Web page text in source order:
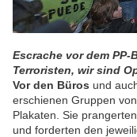
Escrache vor dem
Terroristen, wir sind
Vor den Büros und
erschienen Gruppen
Plakaten. Sie
und forderten den